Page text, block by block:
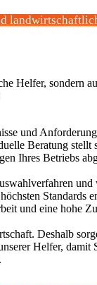
Helfer, sondern
und
Beratung stellt
Ihres Betriebs
und
Standards
und eine hohe
Deshalb
Helfer, damit